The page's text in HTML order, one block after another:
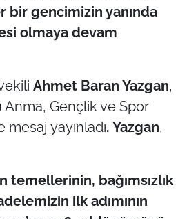
bir gencimizin yanında
olmaya devam
Ahmet Baran Yazgan,
Anma, Gençlik ve Spor
mesaj yayınladı. Yazgan,
temellerinin, bağımsızlık
ilk adımının